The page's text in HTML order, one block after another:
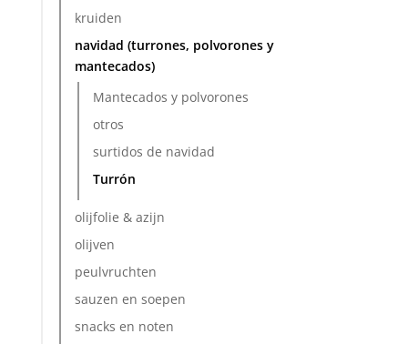
kruiden
navidad (turrones, polvorones y
mantecados)
Mantecados y polvorones
otros
surtidos de navidad
Turrón
olijfolie & azijn
olijven
peulvruchten
sauzen en soepen
snacks en noten